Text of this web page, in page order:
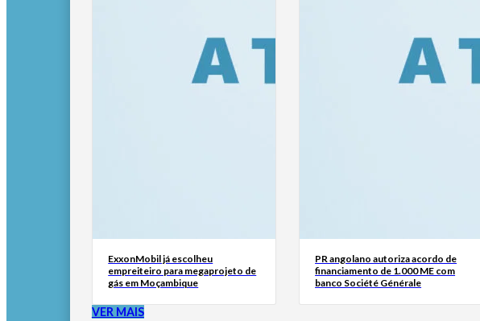
ExxonMobil já escolheu
empreiteiro para megaprojeto de
gás em Moçambique
PR angolano autoriza acordo de
financiamento de 1.000 ME com
banco Société Générale
VER MAIS